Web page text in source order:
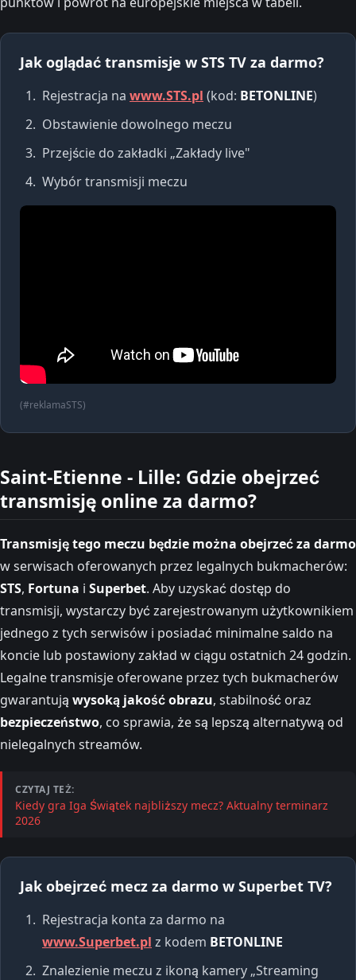
Jak oglądać transmisje w STS TV za darmo?
Rejestracja na www.STS.pl (kod: BETONLINE)
Obstawienie dowolnego meczu
Przejście do zakładki „Zakłady live"
Wybór transmisji meczu
(#reklamaSTS)
Saint-Etienne - Lille: Gdzie obejrzeć
transmisję online za darmo?
Transmisję tego meczu będzie można obejrzeć za darmo
w serwisach oferowanych przez legalnych bukmacherów:
STS, Fortuna i Superbet. Aby uzyskać dostęp do
transmisji, wystarczy być zarejestrowanym użytkownikiem
jednego z tych serwisów i posiadać minimalne saldo na
koncie lub postawiony zakład w ciągu ostatnich 24 godzin.
Legalne transmisje oferowane przez tych bukmacherów
gwarantują wysoką jakość obrazu, stabilność oraz
bezpieczeństwo, co sprawia, że są lepszą alternatywą od
nielegalnych streamów.
CZYTAJ TEŻ:
Kiedy gra Iga Świątek najbliższy mecz? Aktualny terminarz
2026
Jak obejrzeć mecz za darmo w Superbet TV?
Rejestracja konta za darmo na
www.Superbet.pl z kodem BETONLINE
Znalezienie meczu z ikoną kamery „Streaming